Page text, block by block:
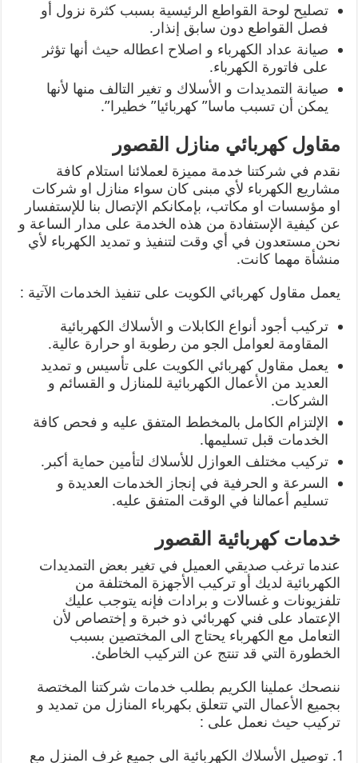
تصليح لوحة القواطع الرئيسية بسبب كثرة نزول أو
فصل القواطع دون سابق إنذار.
صيانة عداد الكهرباء و اصلاح اعطاله حيث أنها تؤثر
على فاتورة الكهرباء.
صيانة التمديدات و الأسلاك و تغير التالف منها لأنها
يمكن أن تسبب ماسا” كهربائيا” خطيرا”.
مقاول كهربائي منازل القصور
نقدم في شركتنا خدمة مميزة لعملائنا استلام كافة
مشاريع الكهرباء لأي مبنى كان سواء منازل او شركات
او مؤسسات او مكاتب، بإمكانكم الإتصال بنا للإستفسار
عن كيفية الإستفادة من هذه الخدمة على مدار الساعة و
نحن مستعدون في أي وقت لتنفيذ و تمديد الكهرباء لأي
منشأة مهما كانت.
يعمل مقاول كهربائي الكويت على تنفيذ الخدمات الآتية :
تركيب أجود أنواع الكابلات و الأسلاك الكهربائية
المقاومة لعوامل الجو من رطوبة او حرارة عالية.
يعمل مقاول كهربائي الكويت على تأسيس و تمديد
العديد من الأعمال الكهربائية للمنازل و القسائم و
الشركات.
الإلتزام الكامل بالمخطط المتفق عليه و فحص كافة
الخدمات قبل تسليمها.
تركيب مختلف العوازل للأسلاك لتأمين حماية أكبر.
السرعة و الحرفية في إنجاز الخدمات العديدة و
تسليم أعمالنا في الوقت المتفق عليه.
خدمات كهربائية القصور
عندما ترغب صديقي العميل في تغير بعض التمديدات
الكهربائية لديك أو تركيب الأجهزة المختلفة من
تلفزيونات و غسالات و برادات فإنه يتوجب عليك
الإعتماد على فني كهربائي ذو خبرة و إختصاص لأن
التعامل مع الكهرباء يحتاج الى المختصين بسبب
الخطورة التي قد تنتج عن التركيب الخاطئ.
ننصحك عملينا الكريم بطلب خدمات شركتنا المختصة
بجميع الأعمال التي تتعلق بكهرباء المنازل من تمديد و
تركيب حيث نعمل على :
توصيل الأسلاك الكهربائية الى جميع غرف المنزل مع